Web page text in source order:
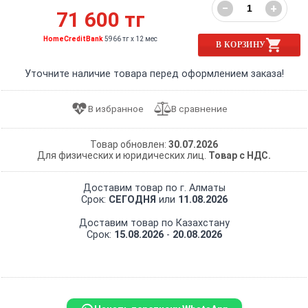
71 600 тг
HomeCreditBank5966 тг x 12 мес
− +
В КОРЗИНУ
Уточните наличие товара перед оформлением заказа!
Товар обновлен: 30.07.2026
Для физических и юридических лиц. Товар с НДС.
Доставим товар по г. Алматы
Срок: СЕГОДНЯ или 11.08.2026
Доставим товар по Казахстану
Срок: 15.08.2026- 20.08.2026